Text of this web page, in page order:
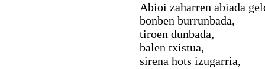
Abioi zaharren abiada
bonben burrunbada,
tiroen dunbada,
balen txistua,
sirena hots izugarria,